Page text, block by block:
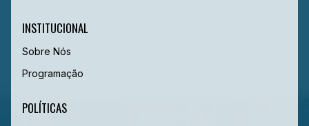
INSTITUCIONAL
Sobre Nós
Programação
POLÍTICAS